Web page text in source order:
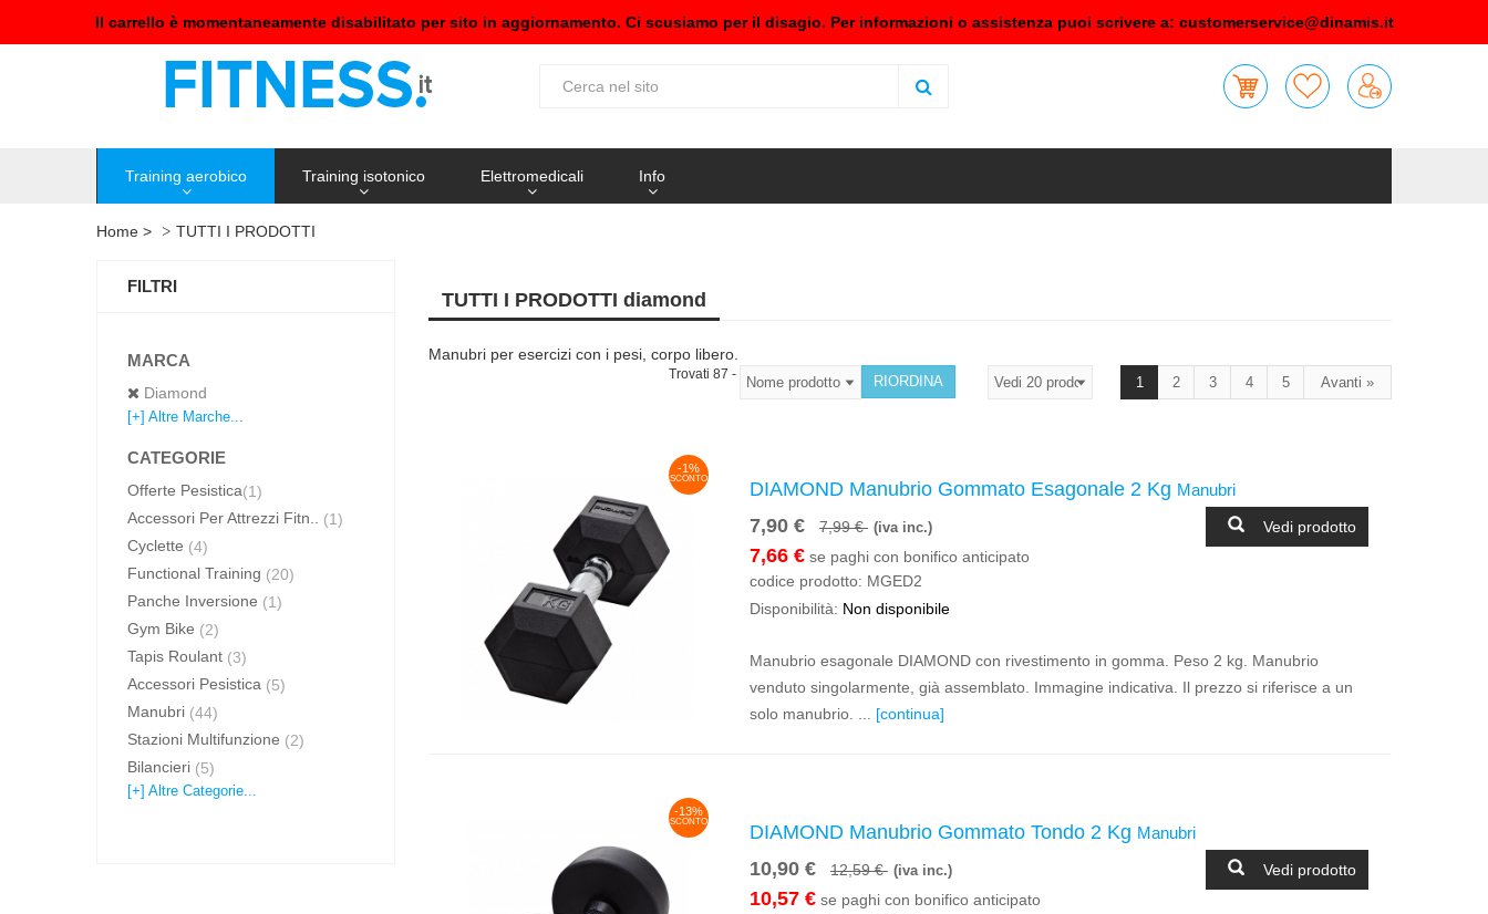
Il carrello è momentaneamente disabilitato per sito in aggiornamento. Ci scusiamo per il disagio. Per informazioni o assistenza puoi scrivere a: customerservice@dinamis.it
Training aerobico Training isotonico Elettromedicali Info
Home > TUTTI I PRODOTTI
TUTTI I PRODOTTI diamond
Manubri per esercizi con i pesi, corpo libero.
Trovati 87 - 1 2 3 4 5 Avanti »
-1%
SCONTO DIAMOND Manubrio Gommato Esagonale 2 Kg Manubri
7,90 € 7,99 € (iva inc.)
7,66 € se paghi con bonifico anticipato
codice prodotto: MGED2
Disponibilità: Non disponibile
Vedi prodotto
Manubrio esagonale DIAMOND con rivestimento in gomma. Peso 2 kg. Manubrio
venduto singolarmente, già assemblato. Immagine indicativa. Il prezzo si riferisce a un
solo manubrio. ... [continua]
-13%
SCONTO DIAMOND Manubrio Gommato Tondo 2 Kg Manubri
10,90 € 12,59 € (iva inc.)
10,57 € se paghi con bonifico anticipato
Vedi prodotto
FILTRI
MARCA
Diamond
[+] Altre Marche...
CATEGORIE
Offerte Pesistica(1)
Accessori Per Attrezzi Fitn.. (1)
Cyclette (4)
Functional Training (20)
Panche Inversione (1)
Gym Bike (2)
Tapis Roulant (3)
Accessori Pesistica (5)
Manubri (44)
Stazioni Multifunzione (2)
Bilancieri (5)
[+] Altre Categorie...